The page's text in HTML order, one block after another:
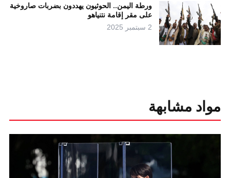
ورطة اليمن.. الحوثيون يهددون بضربات صاروخية
على مقر إقامة نتنياهو
2 سبتمبر 2025
مواد مشابهة